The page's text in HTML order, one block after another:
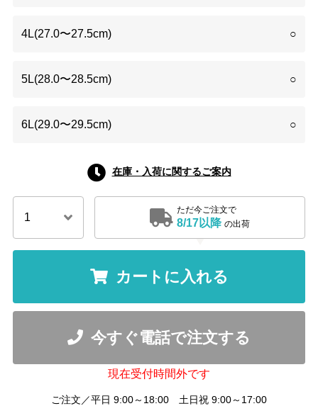
4L(27.0〜27.5cm) ○
5L(28.0〜28.5cm) ○
6L(29.0〜29.5cm) ○
在庫・入荷に関するご案内
ただ今ご注文で
8/17以降 の出荷
カートに入れる
今すぐ電話で注文する
現在受付時間外です
ご注文／平日 9:00～18:00 土日祝 9:00～17:00